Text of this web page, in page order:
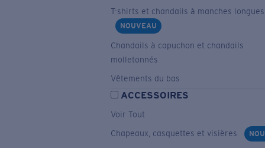
T-shirts et chandails à manches longues
NOUVEAU
Chandails à capuchon et chandails
molletonnés
Vêtements du bas
ACCESSOIRES
Voir Tout
Chapeaux, casquettes et visières